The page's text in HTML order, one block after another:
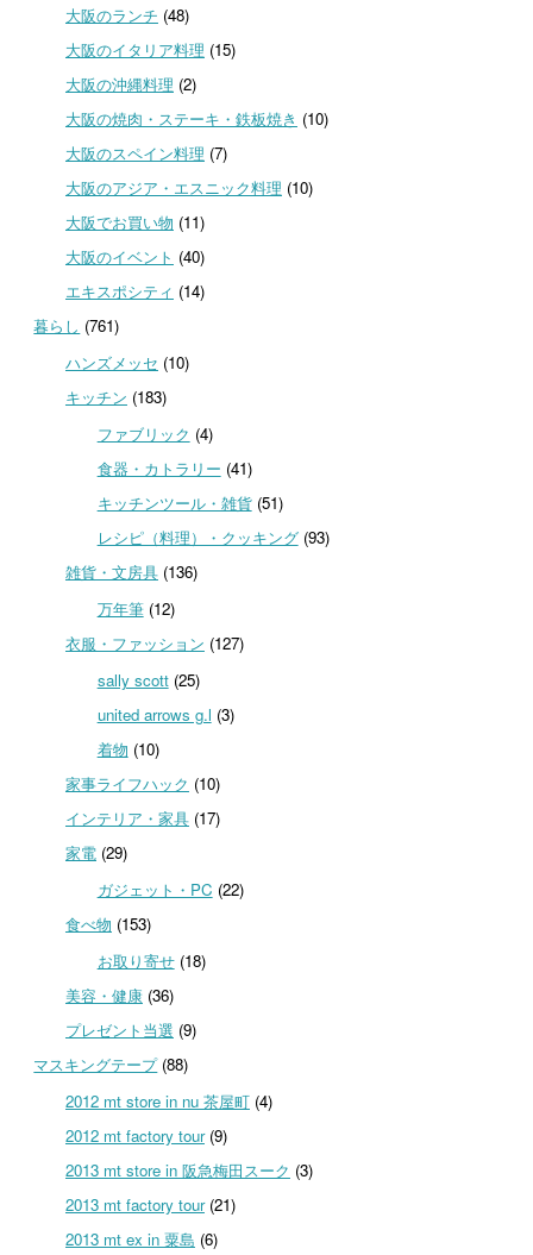
大阪のランチ (48)
大阪のイタリア料理 (15)
大阪の沖縄料理 (2)
大阪の焼肉・ステーキ・鉄板焼き (10)
大阪のスペイン料理 (7)
大阪のアジア・エスニック料理 (10)
大阪でお買い物 (11)
大阪のイベント (40)
エキスポシティ (14)
暮らし (761)
ハンズメッセ (10)
キッチン (183)
ファブリック (4)
食器・カトラリー (41)
キッチンツール・雑貨(51)
レシピ（料理）・クッキング(93)
雑貨・文房具(136)
万年筆(12)
衣服・ファッション (127)
sally scott(25)
united arrows g.l (3)
着物 (10)
家事ライフハック (10)
インテリア・家具(17)
家電(29)
ガジェット・PC (22)
食べ物 (153)
お取り寄せ(18)
美容・健康(36)
プレゼント当選 (9)
マスキングテープ(88)
2012 mt store in nu 茶屋町(4)
2012 mt factory tour(9)
2013 mt store in 阪急梅田スーク (3)
2013 mt factory tour(21)
2013 mt ex in 粟島 (6)